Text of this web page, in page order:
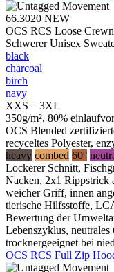
66.3020 NEW
OCS RCS Loose
Schwerer Unisex
black
charcoal
birch
navy
XXS – 3XL
350g/m², 80%
OCS Blended
recyceltes Polyester,
heavy combed 60°
Lockerer Schnitt,
Nacken, 2x1 Rippstrick
weicher Griff, innen
tierische Hilfsstoffe,
Bewertung der
Lebenszyklus, neutrales
trocknergeeignet bei
OCS RCS Full Zip